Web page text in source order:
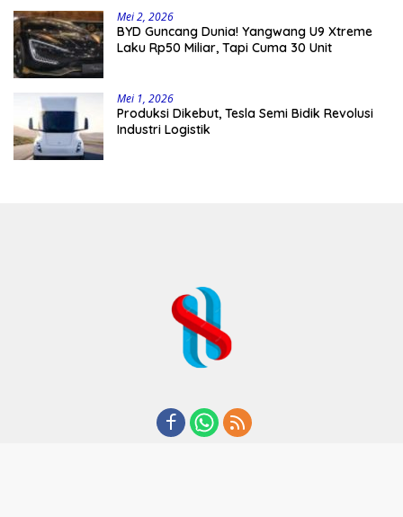
Mei 2, 2026
BYD Guncang Dunia! Yangwang U9 Xtreme
Laku Rp50 Miliar, Tapi Cuma 30 Unit
Mei 1, 2026
Produksi Dikebut, Tesla Semi Bidik Revolusi
Industri Logistik